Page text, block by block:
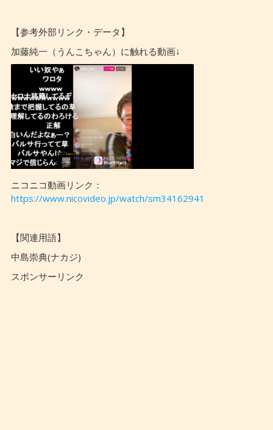
【参考外部リンク・データ】
加藤純一（うんこちゃん）に触れる動画↓
ニコニコ動画リンク：
https://www.nicovideo.jp/watch/sm34162941
【関連用語】
中島崇典(ナカジ)
スポンサーリンク